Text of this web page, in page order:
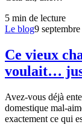
5 min de lecture
Le blog9
Ce vieux
voulait…
Avez-vous déjà
domestique mal-
exactement ce qui